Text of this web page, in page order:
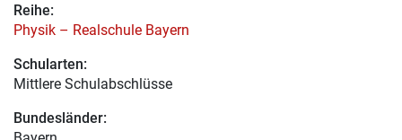
Reihe:
Physik – Realschule Bayern
Schularten:
Mittlere Schulabschlüsse
Bundesländer: